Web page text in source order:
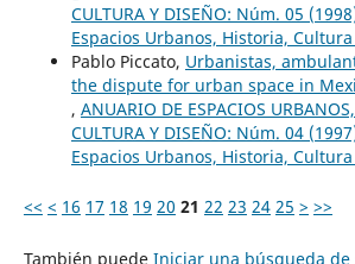
CULTURA Y DISEÑO: Núm. 05
Espacios Urbanos, Historia,
Pablo Piccato, Urbanistas,
the dispute for urban space in
, ANUARIO DE ESPACIOS
CULTURA Y DISEÑO: Núm. 04
Espacios Urbanos, Historia,
<< < 16 17 18 19 20 21 22 23 24 25 > >>
También puede Iniciar una búsqueda